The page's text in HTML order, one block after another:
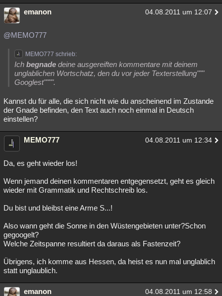
emanon 04.08.2011 um 12:07
@MEMO777
MEMO777 schrieb:
Ich begnade deine ausgereiften kommentare mit deinem
unglablichen Wortschatz, den du vor jeder Texterstellung"""
Googlest"""".
Kannst du für alle, die sich nicht wie du anscheinend im Zustande
der Gnade befinden, den Text auch noch einmal in Deutsch
einstellen?
MEMO777 04.08.2011 um 12:34
Da, es geht wieder los!
Wenn jemand deinen kommentaren entgegensetzt, geht es gleich
wieder mit Grammatik und Rechtschreib los.
Du bist und bleibst eine Arme S...!
Also wann geht die Sonne in den Wüstengebieten unter?Schon
gegoogelt?
Welche Zeitspanne resultiert da daraus als Fastenzeit?
Übrigens, ich komme aus Hessen, da heist es nun mal unglablich
statt unglaublich.
emanon 04.08.2011 um 12:58